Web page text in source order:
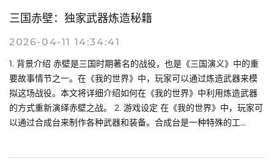
三国赤壁：独家武器炼造秘籍
2026-04-11 14:34:41
1. 背景介绍 赤壁是三国时期著名的战役，也是《三国演义》中的重
要故事情节之一。在《我的世界》中，玩家可以通过炼造武器来模
拟这场战役。本文将详细介绍如何在《我的世界》中利用炼造武器
的方式重新演绎赤壁之战。 2. 游戏设定 在《我的世界》中，玩家可
以通过合成台来制作各种武器和装备。合成台是一种特殊的工...